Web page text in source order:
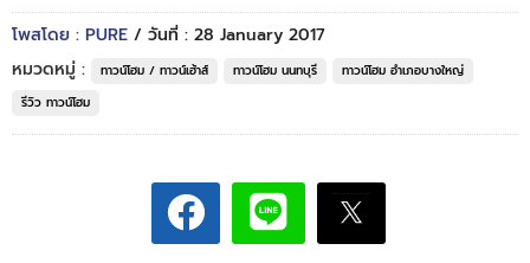
โพสโดย : PURE / วันที่ : 28 January 2017
หมวดหมู่ :
ทาวน์โฮม / ทาวน์เฮ้าส์ ทาวน์โฮม นนทบุรี
ทาวน์โฮม อำเภอบางใหญ่
รีวิว ทาวน์โฮม